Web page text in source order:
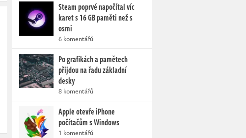
Steam poprvé napočítal víc
karet s 16 GB paměti než s
osmi
6 komentářů
Po grafikách a pamětech
přijdou na řadu základní
desky
8 komentářů
Apple otevře iPhone
počítačům s Windows
1 komentářů